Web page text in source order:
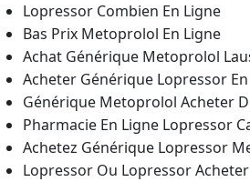
Lopressor Combien En Ligne
Bas Prix Metoprolol En Ligne
Achat Générique Metoprolol
Acheter Générique Lopressor
Générique Metoprolol Acheter
Pharmacie En Ligne Lopressor
Achetez Générique Lopressor
Lopressor Ou Lopressor Acheter